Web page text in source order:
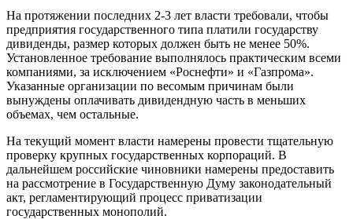
На протяжении последних 2-3 лет власти требовали, чтобы
предприятия государственного типа платили государству
дивиденды, размер которых должен быть не менее 50%.
Установленное требование выполнялось практическим всеми
компаниями, за исключением «Роснефти» и «Газпрома».
Указанные организации по весомым причинам были
вынуждены оплачивать дивидендную часть в меньших
объемах, чем остальные.
На текущий момент власти намерены провести тщательную
проверку крупных государственных корпораций. В
дальнейшем российские чиновники намерены предоставить
на рассмотрение в Государственную Думу законодательный
акт, регламентирующий процесс приватизации
государственных монополий.